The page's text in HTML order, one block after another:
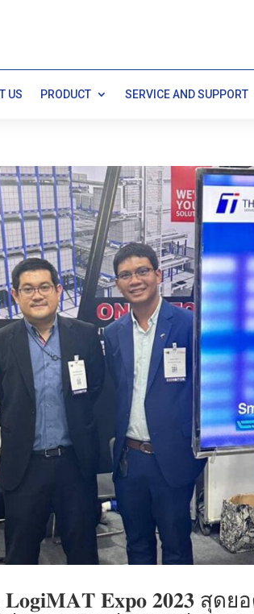
US PRODUCT SERVICE AND SUPPORT
𝐄𝐱𝐩𝐨 𝟐𝟎𝟐𝟑 สุดย